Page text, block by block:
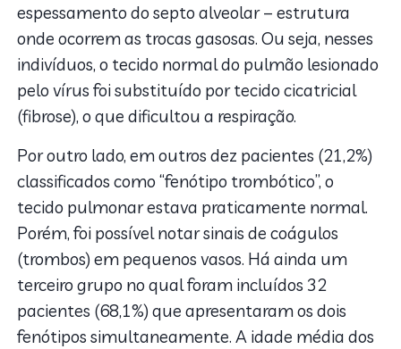
espessamento do septo alveolar – estrutura
onde ocorrem as trocas gasosas. Ou seja, nesses
indivíduos, o tecido normal do pulmão lesionado
pelo vírus foi substituído por tecido cicatricial
(fibrose), o que dificultou a respiração.
Por outro lado, em outros dez pacientes (21,2%)
classificados como “fenótipo trombótico”, o
tecido pulmonar estava praticamente normal.
Porém, foi possível notar sinais de coágulos
(trombos) em pequenos vasos. Há ainda um
terceiro grupo no qual foram incluídos 32
pacientes (68,1%) que apresentaram os dois
fenótipos simultaneamente. A idade média dos